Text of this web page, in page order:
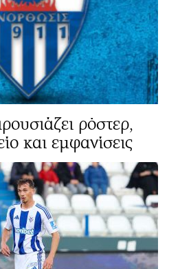
ρόστερ,
και εμφανίσεις